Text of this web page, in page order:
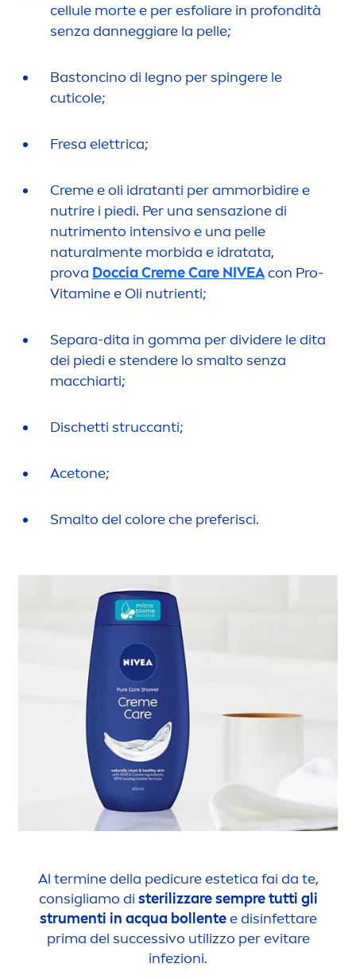
cellule morte e per esfoliare in profondità
senza danneggiare la pelle;
Bastoncino di legno per spingere le
cuticole;
Fresa elettrica;
Cremee oli idratanti per ammorbidire e
nutrire i piedi. Per una sensazione di
nutrimento intensivo e una pelle
naturalmente morbida e idratata,
prova DocciaCremeCare NIVEAcon Pro-
Vitamine e Oli nutrienti;
Separa-dita in gomma per dividere le dita
dei piedi e stendere lo smalto senza
macchiarti;
Dischetti struccanti;
Acetone;
Smalto del colore che preferisci.
Al termine della pedicure estetica fai da te,
consigliamo di sterilizzare sempre tutti gli
strumenti in acqua bollentee disinfettare
prima del successivo utilizzo per evitare
infezioni.